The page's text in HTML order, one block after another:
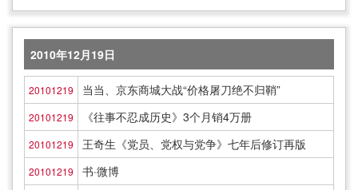
2010年12月19日
20101219 当当、京东商城大战“价格屠刀绝不归鞘”
20101219 《往事不忍成历史》3个月销4万册
20101219 王奇生《党员、党权与党争》七年后修订再版
20101219 书·微博